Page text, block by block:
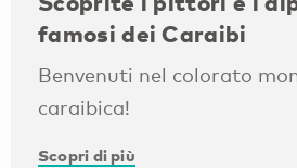
famosi dei Caraibi
Benvenuti nel colorato
caraibica!
Scopri di più